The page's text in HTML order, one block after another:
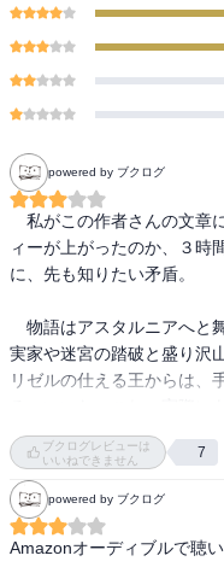
powered by ブクログ
私がこの作者さんの文章
ィーが上がったのか、３時
に、先も知りたい矛盾。
物語はアスタルニアへと
実家や迷宮の踏破と盛り沢山
リゼルの仕える王からは、
物か、文明の利器の凄さよ。
次巻は、解体してもらった
ブクログレビューは
いいねできません
7
powered by ブクログ
Amazonオーディブルで聴い